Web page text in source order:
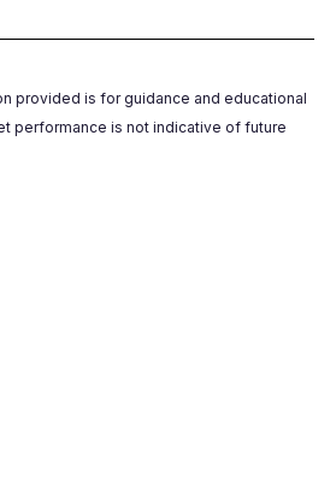
provided is for guidance and educational
performance is not indicative of future